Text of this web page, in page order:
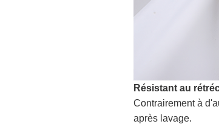
Résistant au
Contrairement à
après lavage.